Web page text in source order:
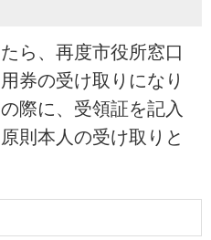
ら、再度市役所窓口
券の受け取りになり
際に、受領証を記入
則本人の受け取りと